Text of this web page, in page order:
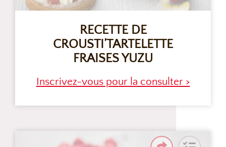
RECETTE DE
CROUSTI’TARTELETTE
FRAISES YUZU
Inscrivez-vous pour la consulter >